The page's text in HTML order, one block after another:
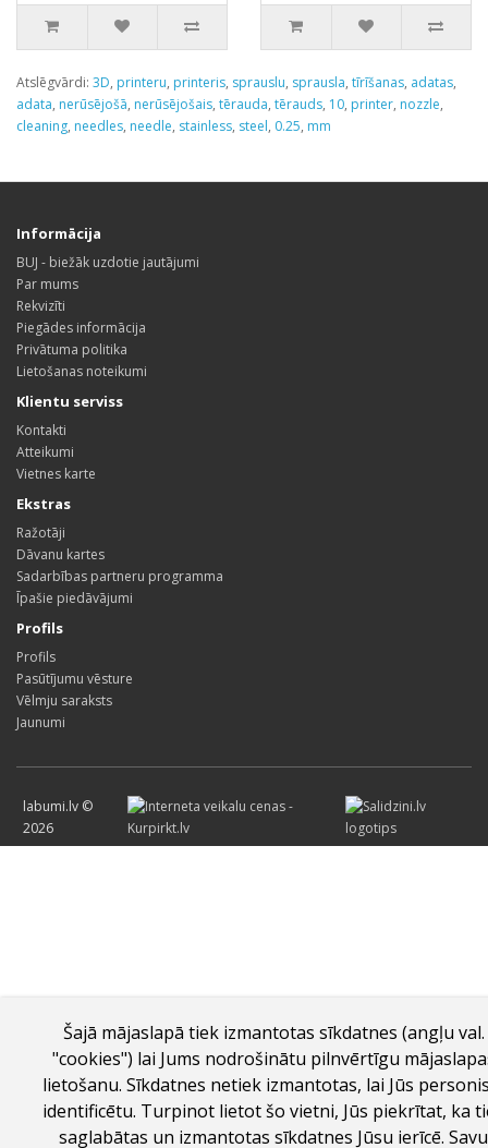
Atslēgvārdi: 3D, printeru, printeris, sprauslu, sprausla, tīrīšanas, adatas,
adata, nerūsējošā, nerūsējošais, tērauda, tērauds, 10, printer, nozzle,
cleaning, needles, needle, stainless, steel, 0.25, mm
Šajā mājaslapā tiek izmantotas sīkdatnes (angļu val.
"cookies") lai Jums nodrošinātu pilnvērtīgu
lietošanu. Sīkdatnes netiek izmantotas, lai Jūs
identificētu. Turpinot lietot šo vietni, Jūs piekrītat, ka
saglabātas un izmantotas sīkdatnes Jūsu ierīcē. Savu
Informācija
BUJ - biežāk uzdotie jautājumi
Par mums
Rekvizīti
Piegādes informācija
Privātuma politika
Lietošanas noteikumi
Klientu serviss
Kontakti
Atteikumi
Vietnes karte
Ekstras
Ražotāji
Dāvanu kartes
Sadarbības partneru programma
Īpašie piedāvājumi
Profils
Profils
Pasūtījumu vēsture
Vēlmju saraksts
Jaunumi
labumi.lv ©
2026